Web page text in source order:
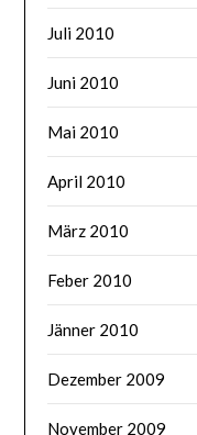
Juli 2010
Juni 2010
Mai 2010
April 2010
März 2010
Feber 2010
Jänner 2010
Dezember 2009
November 2009